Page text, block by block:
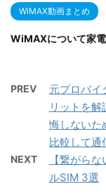
WiMAX動画まとめ
WiMAXについて家
PREV
元プロバイ
リットを
悔しないた
比較して通
NEXT
【繋がら
ルSIM 3選